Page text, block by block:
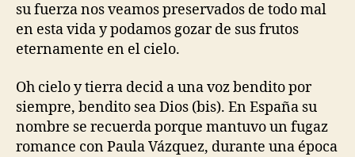
su fuerza nos veamos preservados de todo mal
en esta vida y podamos gozar de sus frutos
eternamente en el cielo.
Oh cielo y tierra decid a una voz bendito por
siempre, bendito sea Dios (bis). En España su
nombre se recuerda porque mantuvo un fugaz
romance con Paula Vázquez, durante una época